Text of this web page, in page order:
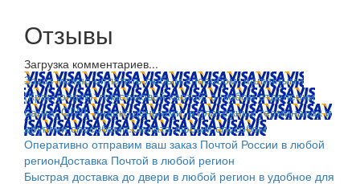
Отзывы
Загрузка комментариев...
Заказ можно оплатить любым способом: наличными
(Красноярск); пластиковой картой; в любом отделении
банка; QIWI, яндекс.деньгами; в платежных терминалах и
другими способами.Оплата любым способом
Оперативно отправим ваш заказ Почтой России в любой
регионДоставка Почтой в любой регион
Быстрая доставка до двери в любой регион в удобное для